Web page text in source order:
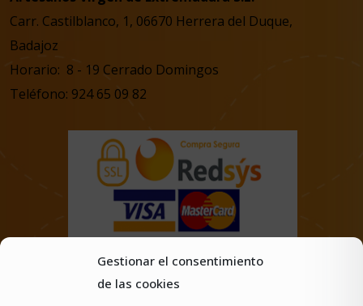
Gestionar el consentimiento
de las cookies
Carr. Castilblanco, 1, 06670 Herrera del Duque,
Badajoz
Horario: 8 - 19 Cerrado Domingos
Teléfono: 924 65 09 82